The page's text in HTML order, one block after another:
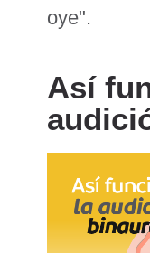
oye".
Así